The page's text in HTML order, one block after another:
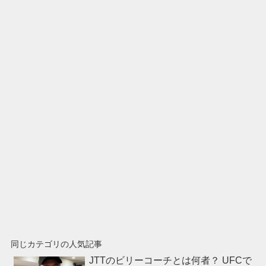
同じカテゴリの人気記事
JTTのビリーコーチとは何者？ UFCで